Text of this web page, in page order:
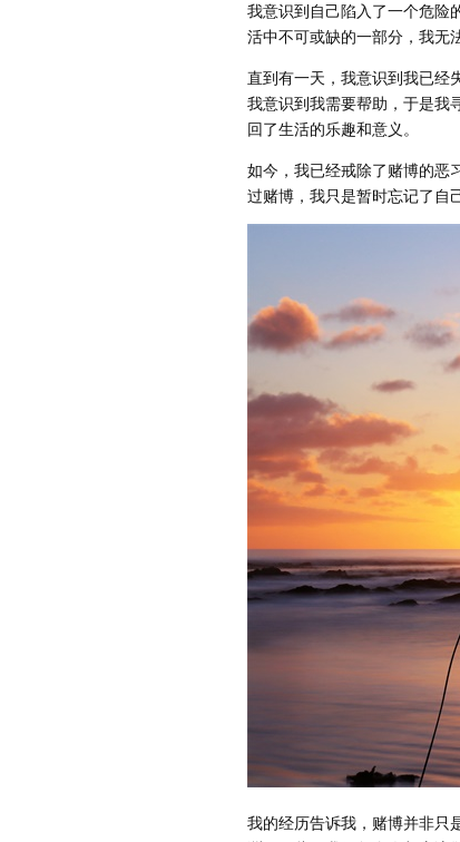
我意识到自己陷入了一个危险
活中不可或缺的一部分，我无
直到有一天，我意识到我已经
我意识到我需要帮助，于是我
回了生活的乐趣和意义。
如今，我已经戒除了赌博的恶
过赌博，我只是暂时忘记了自
我的经历告诉我，赌博并非只